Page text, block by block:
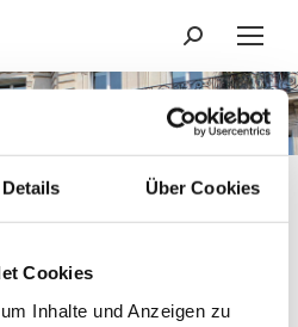
Details Über Cookies
Cookies
Inhalte und Anzeigen zu
Suchen:
Sie eine